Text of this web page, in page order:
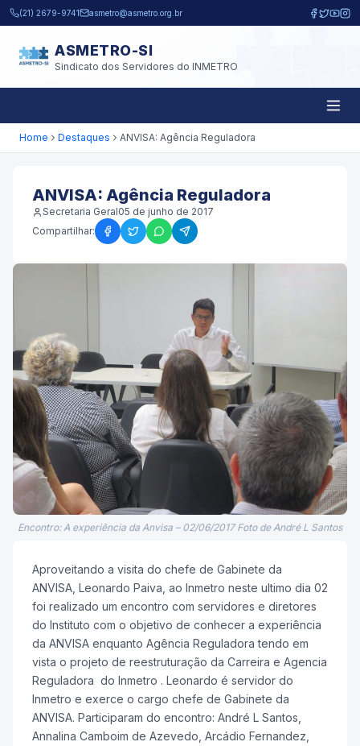
Pular para o conteúdo principal
(21) 2679-9741 asmetro@asmetro.org.br
ASMETRO-SI
Sindicato dos Servidores do INMETRO
Home Destaques ANVISA: Agência Reguladora
ANVISA: Agência Reguladora
Secretaria Geral05 de junho de 2017
Compartilhar:
Encontro: A experiência da Anvisa – 02/06/2017 Foto de André L Santos
Aproveitando a visita do chefe de Gabinete da
ANVISA, Leonardo Paiva, ao Inmetro neste ultimo dia 02
foi realizado um encontro com servidores e diretores
do Instituto com o objetivo de conhecer a experiência
da ANVISA enquanto Agência Reguladora tendo em
vista o projeto de reestruturação da Carreira e Agencia
Reguladora do Inmetro . Leonardo é servidor do
Inmetro e exerce o cargo chefe de Gabinete da
ANVISA. Participaram do encontro: André L Santos,
Annalina Camboim de Azevedo, Arcádio Fernandez,